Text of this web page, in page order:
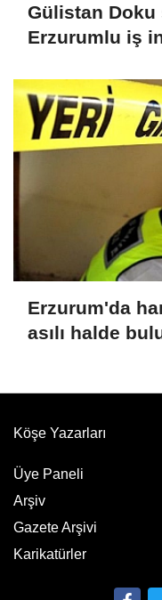
Gülistan Doku
Erzurumlu iş
Erzurum'da
asılı halde
Köşe Yazarları
Üye Paneli
Arşiv
Gazete Arşivi
Karikatürler